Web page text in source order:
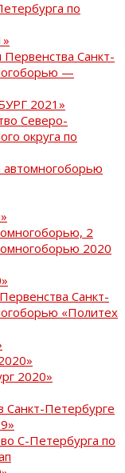
по
Санкт-
—
2021»
Северо-
округа по
автомногоборью
2
2020
Санкт-
«Политех
2020»
Санкт-Петербурге
С-Петербурга по